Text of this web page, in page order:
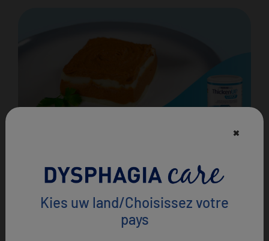
IDDSI niveau 4
×
Kies uw land/Choisissez votre
pays